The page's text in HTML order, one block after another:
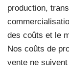
production,
des coûts et le
Nos coûts de
vente ne